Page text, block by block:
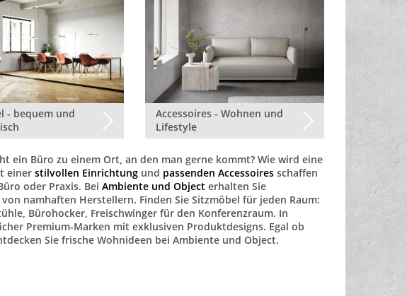
- bequem und
Accessoires - Wohnen und
Lifestyle
ein Büro zu einem Ort, an den man gerne kommt? Wie wird eine
einer stilvollen Einrichtung und passenden Accessoiresschaffen
oder Praxis. Bei Ambiente und Objecterhalten Sie
namhaften Herstellern. Finden Sie Sitzmöbel für jeden Raum:
Bürohocker, Freischwinger für den Konferenzraum. In
Premium-Marken mit exklusiven Produktdesigns. Egal ob
Sie frische Wohnideen bei Ambiente und Object.